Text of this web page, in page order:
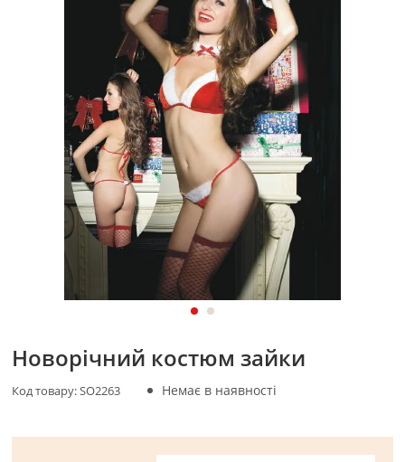
Новорічний костюм зайки
Код товару:SO2263 Немає в наявності